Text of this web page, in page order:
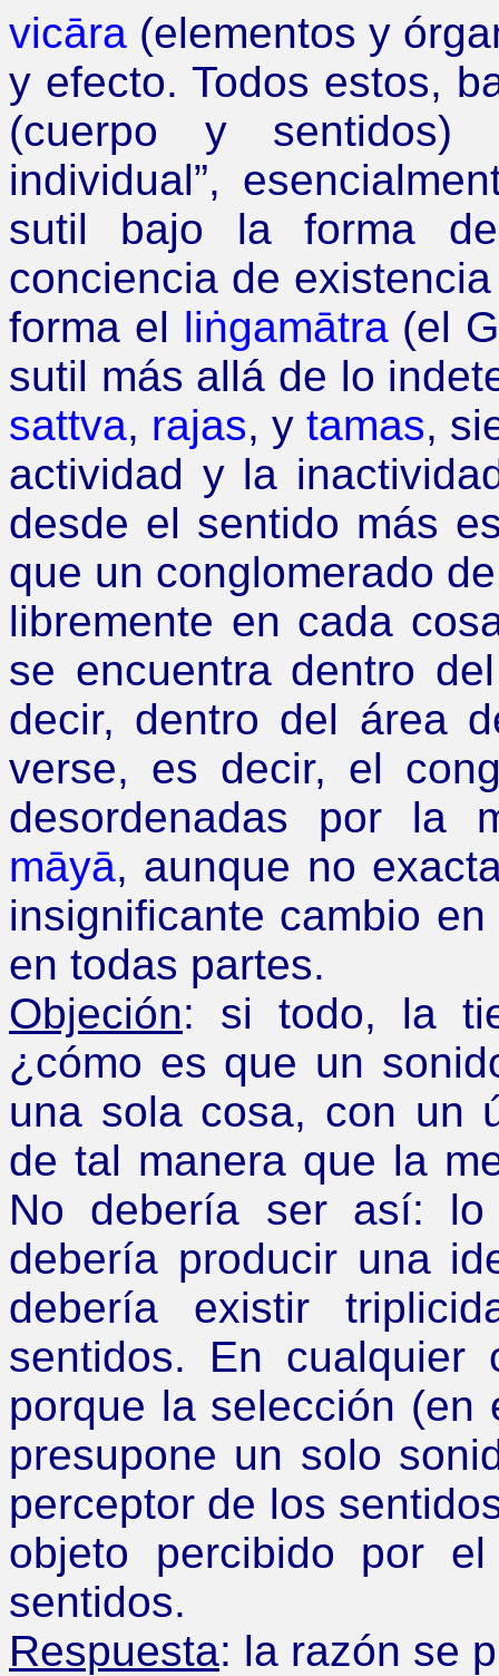
vicāra (elementos y
y efecto. Todos estos,
(cuerpo y
individual”,
sutil bajo la forma
conciencia de
forma el liṅgamātra(el
sutil más allá de lo
sattva, rajas, y tamas,
actividad y la
desde el sentido más
que un conglomerado
libremente en cada
se encuentra dentro
decir, dentro del área
verse, es decir, el
desordenadas por la
māyā, aunque no
insignificante cambio
en todas partes.
Objeción: si todo, la
¿ cómo es que un
una sola cosa, con un
de tal manera que la
No debería ser así:
debería producir una
debería existir
sentidos. En cualquier
porque la selección
presupone un solo
perceptor de los
objeto percibido por
sentidos.
Respuesta: la razón se